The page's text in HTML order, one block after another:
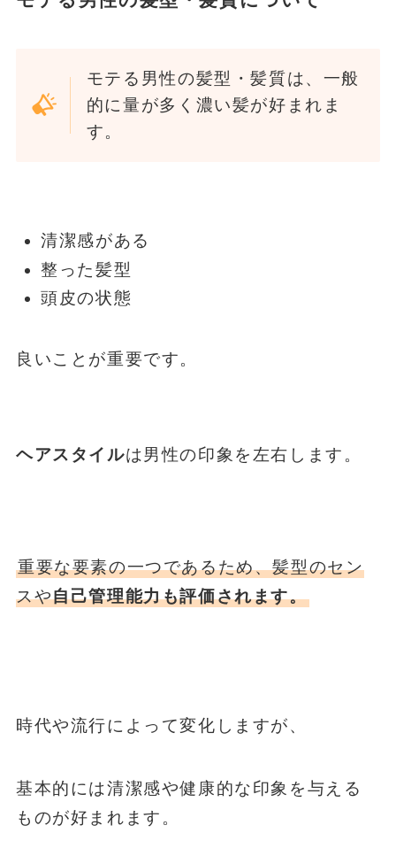
モテる男性の髪型・髪質は、一般
的に量が多く濃い髪が好まれま
す。
清潔感がある
整った髪型
頭皮の状態
良いことが重要です。
ヘアスタイルは男性の印象を左右します。
重要な要素の一つであるため、髪型のセン
スや自己管理能力も評価されます。
時代や流行によって変化しますが、
基本的には清潔感や健康的な印象を与える
ものが好まれます。